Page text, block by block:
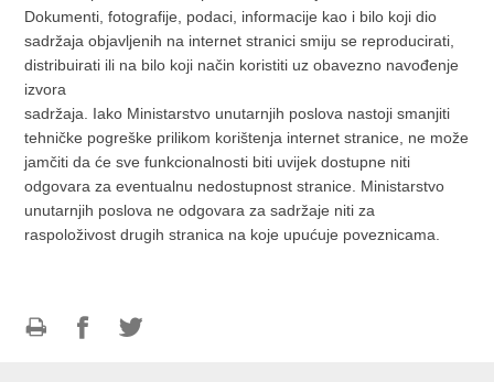
Dokumenti, fotografije, podaci, informacije kao i bilo koji dio
sadržaja objavljenih na internet stranici smiju se reproducirati,
distribuirati ili na bilo koji način koristiti uz obavezno navođenje
izvora
sadržaja. Iako Ministarstvo unutarnjih poslova nastoji smanjiti
tehničke pogreške prilikom korištenja internet stranice, ne može
jamčiti da će sve funkcionalnosti biti uvijek dostupne niti
odgovara za eventualnu nedostupnost stranice. Ministarstvo
unutarnjih poslova ne odgovara za sadržaje niti za
raspoloživost drugih stranica na koje upućuje poveznicama.